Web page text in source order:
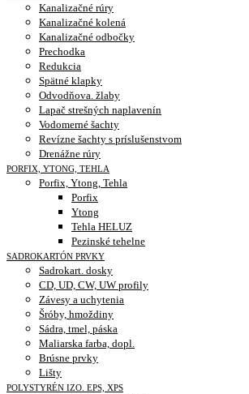
Kanalizačné rúry
Kanalizačné kolená
Kanalizačné odbočky
Prechodka
Redukcia
Spätné klapky
Odvodňova. žlaby
Lapač strešných naplavenín
Vodomerné šachty
Revízne šachty s príslušenstvom
Drenážne rúry
PORFIX, YTONG, TEHLA
Porfix, Ytong, Tehla
Porfix
Ytong
Tehla HELUZ
Pezinské tehelne
SADROKARTÓN PRVKY
Sadrokart. dosky
CD, UD, CW, UW profily
Závesy a uchytenia
Šróby, hmoždiny
Sádra, tmel, páska
Maliarska farba, dopl.
Brúsne prvky
Lišty
POLYSTYRÉN IZO. EPS, XPS